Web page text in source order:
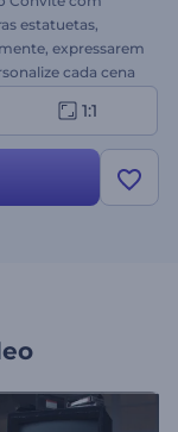
estatuetas,
expressarem
cada cena
do local,
estilo único.
vídeo. Crie
em uma obra de
1:1